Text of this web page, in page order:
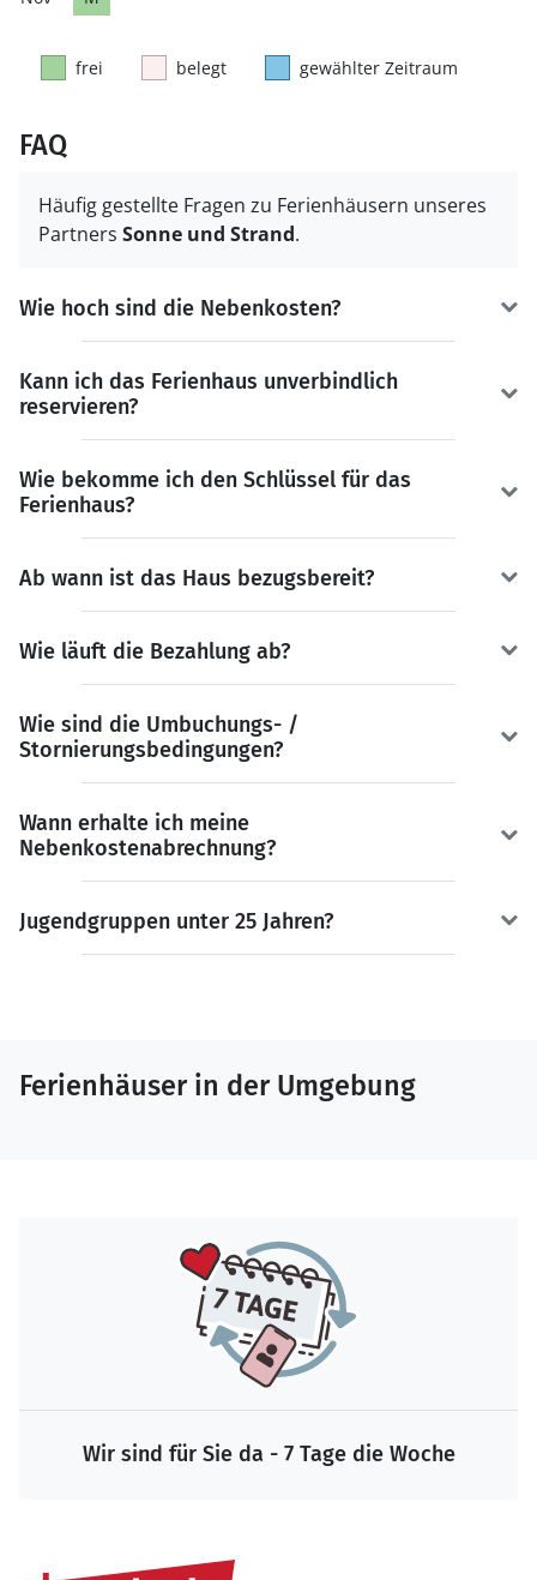
frei belegt gewählter Zeitraum
FAQ
Häufig gestellte Fragen zu Ferienhäusern unseres
Partners Sonne und Strand.
Wie hoch sind die Nebenkosten?
Kann ich das Ferienhaus unverbindlich
reservieren?
Wie bekomme ich den Schlüssel für das
Ferienhaus?
Ab wann ist das Haus bezugsbereit?
Wie läuft die Bezahlung ab?
Wie sind die Umbuchungs- /
Stornierungsbedingungen?
Wann erhalte ich meine
Nebenkostenabrechnung?
Jugendgruppen unter 25 Jahren?
Ferienhäuser in der Umgebung
Wir sind für Sie da - 7 Tage die Woche